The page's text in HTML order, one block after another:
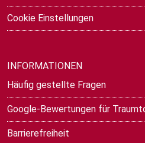
Cookie Einstellungen
INFORMATIONEN
Häufig gestellte Fragen
Google-Bewertungen für
Barrierefreiheit